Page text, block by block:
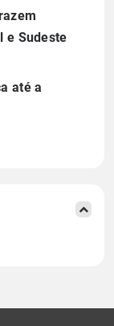
e Sudeste
até a